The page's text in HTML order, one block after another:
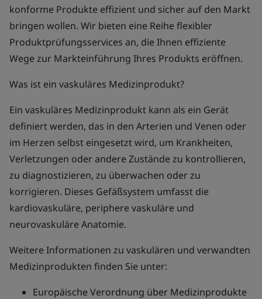
konforme Produkte effizient und sicher auf den Markt
bringen wollen. Wir bieten eine Reihe flexibler
Produktprüfungsservices an, die Ihnen effiziente
Wege zur Markteinführung Ihres Produkts eröffnen.
Was ist ein vaskuläres Medizinprodukt?
Ein vaskuläres Medizinprodukt kann als ein Gerät
definiert werden, das in den Arterien und Venen oder
im Herzen selbst eingesetzt wird, um Krankheiten,
Verletzungen oder andere Zustände zu kontrollieren,
zu diagnostizieren, zu überwachen oder zu
korrigieren. Dieses Gefäßsystem umfasst die
kardiovaskuläre, periphere vaskuläre und
neurovaskuläre Anatomie.
Weitere Informationen zu vaskulären und verwandten
Medizinprodukten finden Sie unter:
Europäische Verordnung über Medizinprodukte